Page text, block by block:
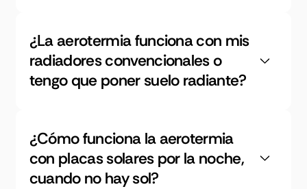
¿La aerotermia funciona con mis
radiadores convencionales o
tengo que poner suelo radiante?
¿Cómo funciona la aerotermia
con placas solares por la noche,
cuando no hay sol?